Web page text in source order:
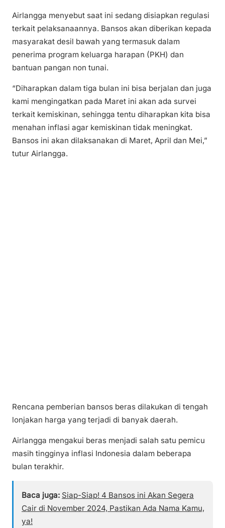
Airlangga menyebut saat ini sedang disiapkan regulasi
terkait pelaksanaannya. Bansos akan diberikan kepada
masyarakat desil bawah yang termasuk dalam
penerima program keluarga harapan (PKH) dan
bantuan pangan non tunai.
“Diharapkan dalam tiga bulan ini bisa berjalan dan juga
kami mengingatkan pada Maret ini akan ada survei
terkait kemiskinan, sehingga tentu diharapkan kita bisa
menahan inflasi agar kemiskinan tidak meningkat.
Bansos ini akan dilaksanakan di Maret, April dan Mei,”
tutur Airlangga.
Rencana pemberian bansos beras dilakukan di tengah
lonjakan harga yang terjadi di banyak daerah.
Airlangga mengakui beras menjadi salah satu pemicu
masih tingginya inflasi Indonesia dalam beberapa
bulan terakhir.
Baca juga: Siap-Siap! 4 Bansos ini Akan Segera
Cair di November 2024, Pastikan Ada Nama Kamu,
ya!